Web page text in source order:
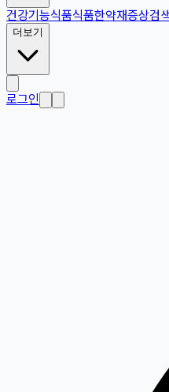
건강기능식품식품한약재증상검
더보기
로그인